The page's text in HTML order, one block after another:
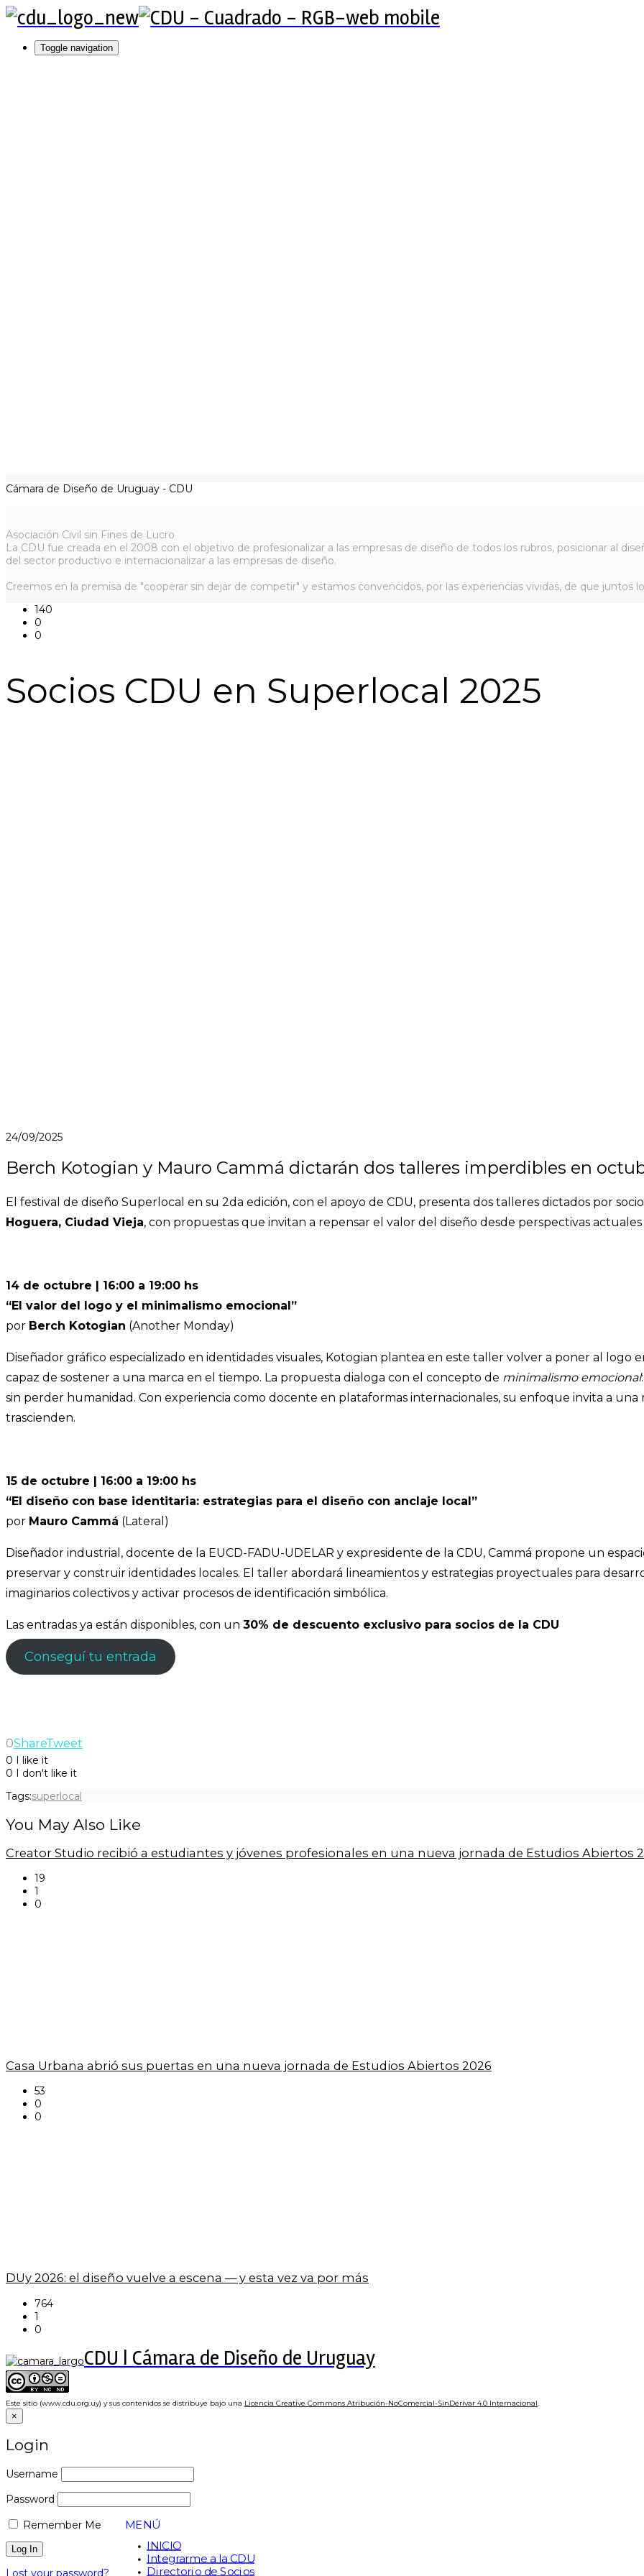
Toggle navigation
Cámara de Diseño de Uruguay - CDU
Asociación Civil sin Fines de Lucro
La CDU fue creada en el 2008 con el objetivo de profesionalizar a las empresas de diseño de todos los rubros, posicionar al
del sector productivo e internacionalizar a las empresas de diseño.
Creemos en la premisa de "cooperar sin dejar de competir" y estamos convencidos, por las experiencias vividas, de que juntos
140
0
0
Socios CDU en Superlocal 2025
24/09/2025
Berch Kotogian y Mauro Cammá dictarán dos talleres imperdibles en
El festival de diseño Superlocal en su 2da edición, con el apoyo de CDU, presenta dos talleres dictados por
Hoguera, Ciudad Vieja, con propuestas que invitan a repensar el valor del diseño desde perspectivas
14 de octubre | 16:00 a 19:00 hs
“El valor del logo y el minimalismo emocional”
por Berch Kotogian (Another Monday)
Diseñador gráfico especializado en identidades visuales, Kotogian plantea en este taller volver a poner al
capaz de sostener a una marca en el tiempo. La propuesta dialoga con el concepto de minimalismo emocional
sin perder humanidad. Con experiencia como docente en plataformas internacionales, su enfoque invita a
trascienden.
15 de octubre | 16:00 a 19:00 hs
“El diseño con base identitaria: estrategias para el diseño con anclaje local”
por Mauro Cammá (Lateral)
Diseñador industrial, docente de la EUCD-FADU-UDELAR y expresidente de la CDU, Cammá propone un
preservar y construir identidades locales. El taller abordará lineamientos y estrategias proyectuales para
imaginarios colectivos y activar procesos de identificación simbólica.
Las entradas ya están disponibles, con un 30% de descuento exclusivo para socios de la CDU
Conseguí tu entrada
0ShareTweet
0 I like it
0 I don't like it
Tags:superlocal
You May Also Like
Creator Studio recibió a estudiantes y jóvenes profesionales en una nueva jornada de Estudios Abiertos
19
1
0
Casa Urbana abrió sus puertas en una nueva jornada de Estudios Abiertos 2026
53
0
0
DUy 2026: el diseño vuelve a escena — y esta vez va por más
764
1
0
CDU | Cámara de Diseño de Uruguay
Este sitio (www.cdu.org.uy) y sus contenidos se distribuye bajo una Licencia Creative Commons Atribución-NoComercial-SinDerivar 4.0 Internacional.
×
Login
Username
Password
Remember Me
Lost your password?
MENÚ
INICIO
Integrarme a la CDU
Directorio de Socios